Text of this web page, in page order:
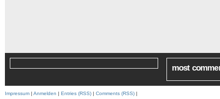
most
Impressum | Anmelden | Entries (RSS) | Comments (RSS) |